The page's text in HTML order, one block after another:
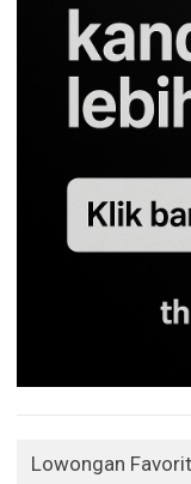
Lowongan Favorit